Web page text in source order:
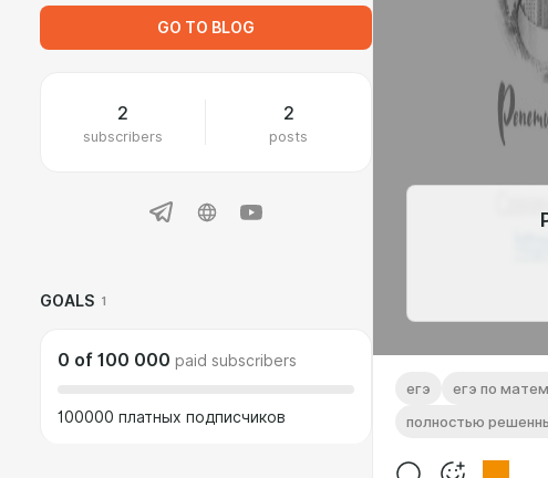
GO TO BLOG
2
subscribers
2
posts
GOALS 1
0 of 100 000 paid subscribers
100000 платных подписчиков
егэ егэ по
полностью